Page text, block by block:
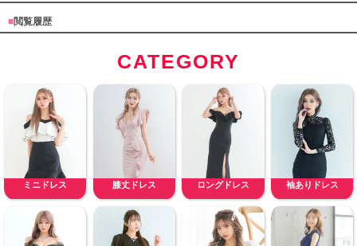
■閲覧履歴
CATEGORY
ミニドレス 膝丈ドレス ロングドレス 袖ありドレス